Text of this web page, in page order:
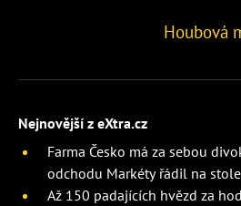
Houbová
Nejnovější z eXtra.cz
Farma Česko má za sebou
odchodu Markéty řádil na
Až 150 padajících hvězd za